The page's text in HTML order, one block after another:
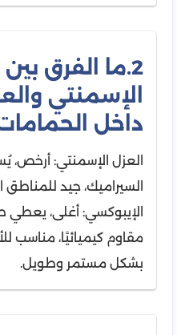
2.ما الفرق
الإسمنتي
داخل
العزل الإسمنتي: أرخص،
السيراميك، جيد للمناطق
الإيبوكسي: أغلى، يعطي
مقاوم كيميائيًا، مناسب
بشكل مستمر وطويل.